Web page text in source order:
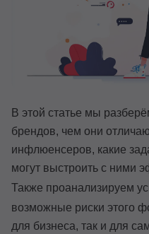
В этой статье мы
брендов, чем они
инфлюенсеров, какие
могут выстроить с ними
Также проанализируем
возможные риски этого
для бизнеса, так и для